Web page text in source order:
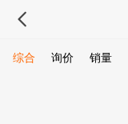
综合 询价 销量